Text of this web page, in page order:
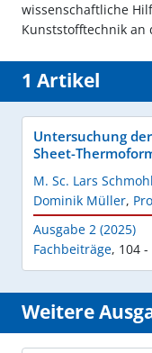
wissenschaftliche
Kunststofftechnik
1 Artikel
Untersuchung
Sheet-
M. Sc. Lars Schmohl
Dominik Müller,
Ausgabe 2 (2025)
Fachbeiträge, 104 -
Weitere